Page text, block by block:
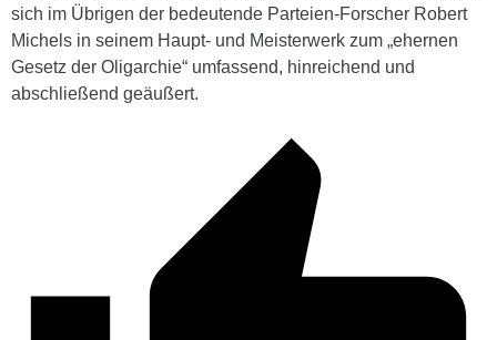
sich im Übrigen der bedeutende Parteien-Forscher Robert
Michels in seinem Haupt- und Meisterwerk zum „ehernen
Gesetz der Oligarchie“ umfassend, hinreichend und
abschließend geäußert.